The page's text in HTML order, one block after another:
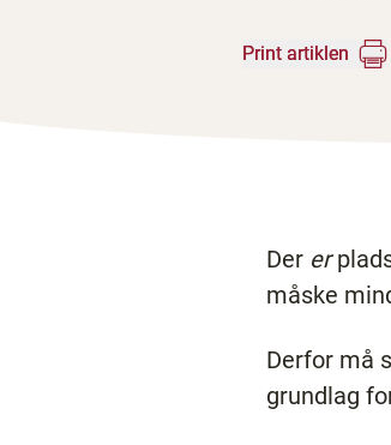
Print artiklen
Der er
måske
Derfor må
grundlag